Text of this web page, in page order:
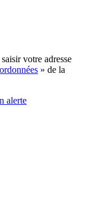
votre adresse
» de la
alerte